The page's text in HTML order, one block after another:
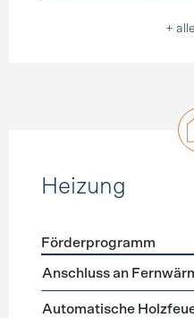
+
Heizung
Förderprogramme
Förderprogramm
Anschluss an
Automatische